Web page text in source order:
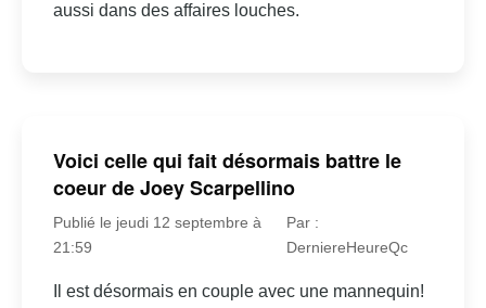
aussi dans des affaires louches.
Voici celle qui fait désormais battre le
coeur de Joey Scarpellino
Publié le jeudi 12 septembre à
21:59
Par :
DerniereHeureQc
Il est désormais en couple avec une mannequin!